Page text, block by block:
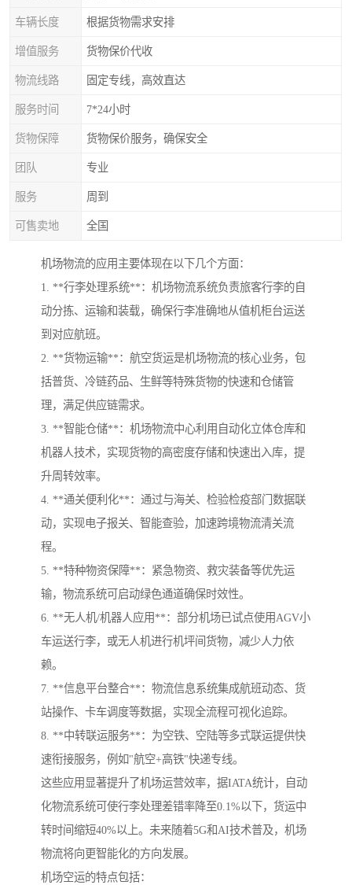
车辆长度 根据货物需求安排
增值服务 货物保价代收
物流线路 固定专线，高效直达
服务时间 7*24小时
货物保障 货物保价服务，确保安全
团队 专业
服务 周到
可售卖地 全国
机场物流的应用主要体现在以下几个方面：
1. **行李处理系统**：机场物流系统负责旅客行李的自
动分拣、运输和装载，确保行李准确地从值机柜台运送
到对应航班。
2. **货物运输**：航空货运是机场物流的核心业务，包
括普货、冷链药品、生鲜等特殊货物的快速和仓储管
理，满足供应链需求。
3. **智能仓储**：机场物流中心利用自动化立体仓库和
机器人技术，实现货物的高密度存储和快速出入库，提
升周转效率。
4. **通关便利化**：通过与海关、检验检疫部门数据联
动，实现电子报关、智能查验，加速跨境物流清关流
程。
5. **特种物资保障**：紧急物资、救灾装备等优先运
输，物流系统可启动绿色通道确保时效性。
6. **无人机/机器人应用**：部分机场已试点使用AGV小
车运送行李，或无人机进行机坪间货物，减少人力依
赖。
7. **信息平台整合**：物流信息系统集成航班动态、货
站操作、卡车调度等数据，实现全流程可视化追踪。
8. **中转联运服务**：为空铁、空陆等多式联运提供快
速衔接服务，例如"航空+高铁"快递专线。
这些应用显著提升了机场运营效率，据IATA统计，自动
化物流系统可使行李处理差错率降至0.1%以下，货运中
转时间缩短40%以上。未来随着5G和AI技术普及，机场
物流将向更智能化的方向发展。
机场空运的特点包括：